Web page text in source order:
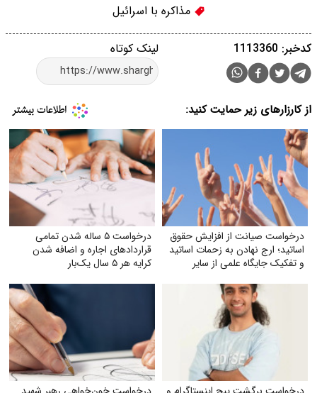
مذاکره با اسرائیل
لینک کوتاه کدخبر: 1113360
از کارزارهای زیر حمایت کنید:
درخواست صیانت از افزایش حقوق
اساتید؛ ارج نهادن به زحمات اساتید
و تفکیک جایگاه علمی از سایر
درخواست ۵ ساله شدن تمامی
قراردادهای اجاره و اضافه شدن
کرایه هر ۵ سال یک‌بار